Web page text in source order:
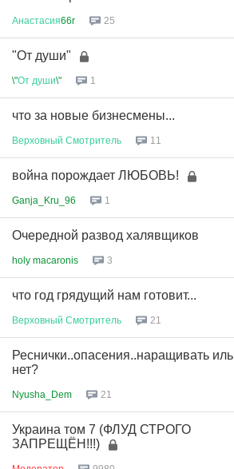
Анастасия66r 25
"От души"
\"От души\" 1
что за новые бизнесмены...
Верховный Смотритель 11
война порождает ЛЮБОВЬ!
Ganja_Kru_96 1
Очередной развод халявщиков
holy macaronis 3
что год грядущий нам готовит...
Верховный Смотритель 21
Реснички..опасения..наращивать иль
нет?
Nyusha_Dem 21
Украина том 7 (ФЛУД СТРОГО
ЗАПРЕЩЁН!!!)